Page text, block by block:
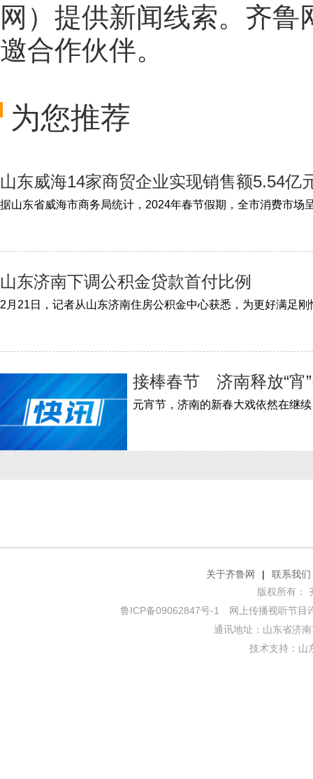
网 ）提供新闻线索。齐鲁
邀合作伙伴。
为您推荐
山东威海14家商贸企业实现销售额5.54亿
山东济南下调公积金贷款首付比例
接棒春节 济南释放“宵
关于齐鲁网 |
联系我们
版权所有：
鲁ICP备09062847号-1
网上传播视听节目
通讯地址：山东省济
技术支持： 山